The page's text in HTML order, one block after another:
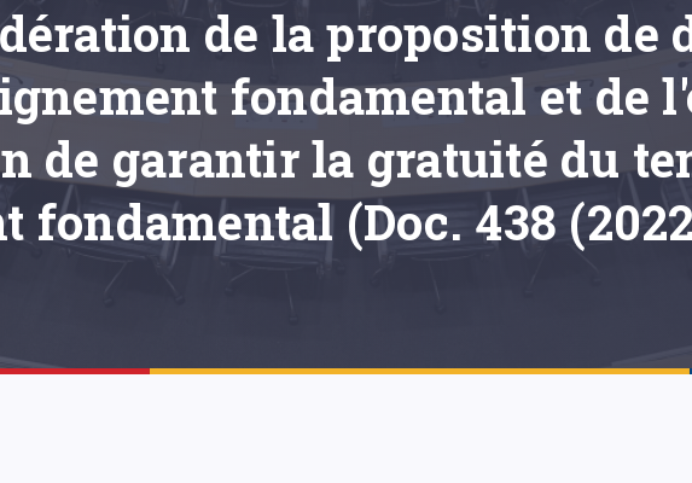
de la proposition de
fondamental et de
de garantir la gratuité du
fondamental (Doc. 438